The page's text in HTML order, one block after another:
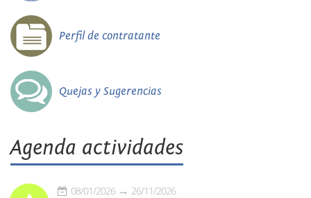
Perfil de contratante
Quejas y Sugerencias
Agenda actividades
08/01/2026 26/11/2026